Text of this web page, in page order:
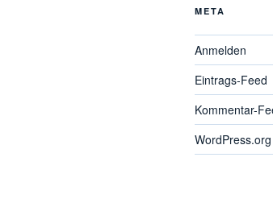
META
Anmelden
Eintrags-Feed
Kommentar-
WordPress.org